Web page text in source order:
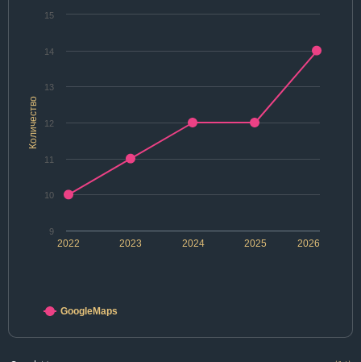
Количество
2022 2024 2026
2023 2025
9
10
11
12
13
14
15
GoogleMaps